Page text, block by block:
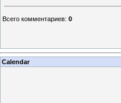
Всего комментариев: 0
Calendar